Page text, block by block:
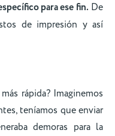
para ese fin. De
de impresión y así
rápida? Imaginemos
teníamos que enviar
demoras para la